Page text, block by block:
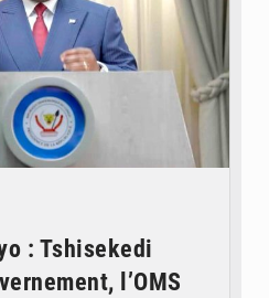
: Tshisekedi
l’OMS